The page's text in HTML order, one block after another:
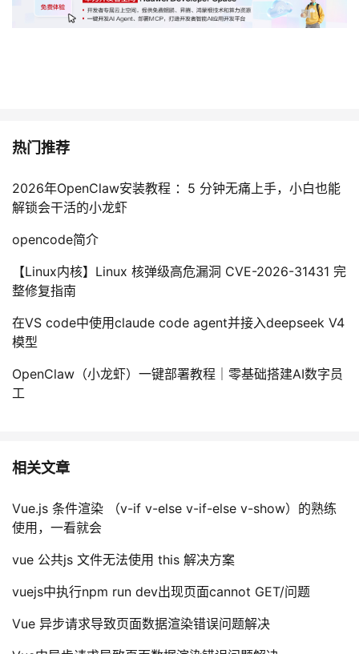
热门推荐
2026年OpenClaw安装教程 ：5 分钟无痛上手，小白也能
解锁会干活的小龙虾
opencode简介
【Linux内核】Linux 核弹级高危漏洞 CVE-2026-31431 完
整修复指南
在VS code中使用claude code agent并接入deepseek V4
模型
OpenClaw（小龙虾）一键部署教程｜零基础搭建AI数字员
工
相关文章
Vue.js 条件渲染 （v-if v-else v-if-else v-show）的熟练
使用，一看就会
vue 公共js 文件无法使用 this 解决方案
vuejs中执行npm run dev出现页面cannot GET/问题
Vue 异步请求导致页面数据渲染错误问题解决